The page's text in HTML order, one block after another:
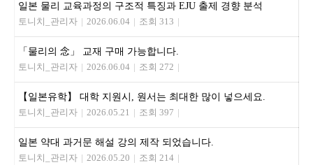
일본 물리 교육과정의 구조적 특징과 EJU 출제 경향 분석
토니치_관리자 | 2026.06.04 | 조회 313 |
「물리의 念」 교재 구매 가능합니다.
토니치_관리자 | 2026.06.04 | 조회 272 |
【일본유학】 대학 지원시, 원서는 최대한 많이 넣으세요.
토니치_관리자 | 2026.05.21 | 조회 397 |
일본 약대 과거문 해설 강의 제작 되었습니다.
토니치_관리자 | 2026.05.20 | 조회 214 |